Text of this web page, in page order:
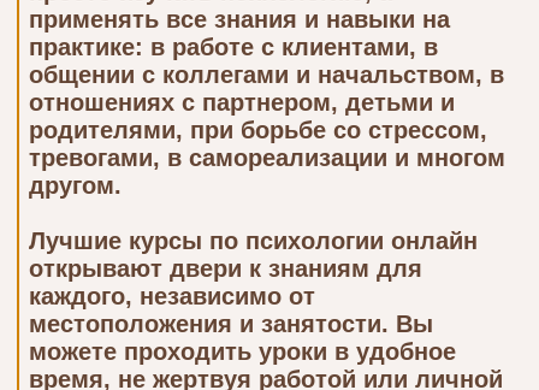
Репутацию учебного
заведения и квалификацию
преподавателей
Программу курса: какие
методы психологии
изучите, с какими
запросами научитесь
работать
Как найти лучшие курсы
по психологии для
начинающих онлайн?
При выборе программы
обратите внимание на: